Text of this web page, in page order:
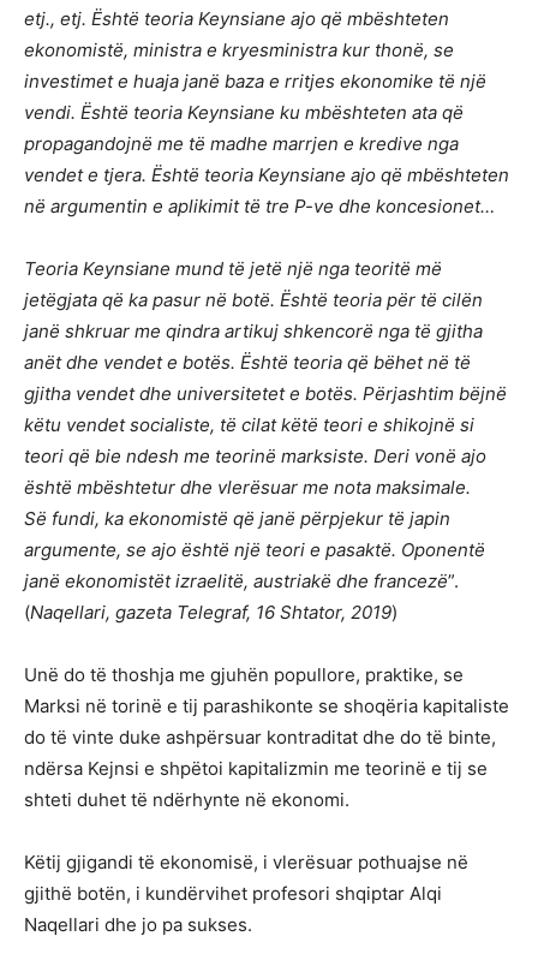
etj., etj. Është teoria Keynsiane ajo që mbështeten
ekonomistë, ministra e kryesministra kur thonë, se
investimet e huaja janë baza e rritjes ekonomike të një
vendi. Është teoria Keynsiane ku mbështeten ata që
propagandojnë me të madhe marrjen e kredive nga
vendet e tjera. Është teoria Keynsiane ajo që mbështeten
në argumentin e aplikimit të tre P-ve dhe koncesionet…
Teoria Keynsiane mund të jetë një nga teoritë më
jetëgjata që ka pasur në botë. Është teoria për të cilën
janë shkruar me qindra artikuj shkencorë nga të gjitha
anët dhe vendet e botës. Është teoria që bëhet në të
gjitha vendet dhe universitetet e botës. Përjashtim bëjnë
këtu vendet socialiste, të cilat këtë teori e shikojnë si
teori që bie ndesh me teorinë marksiste. Deri vonë ajo
është mbështetur dhe vlerësuar me nota maksimale.
Së fundi, ka ekonomistë që janë përpjekur të japin
argumente, se ajo është një teori e pasaktë. Oponentë
janë ekonomistët izraelitë, austriakë dhe francezë”.
(Naqellari, gazeta Telegraf, 16 Shtator, 2019)
Unë do të thoshja me gjuhën popullore, praktike, se
Marksi në torinë e tij parashikonte se shoqëria kapitaliste
do të vinte duke ashpërsuar kontraditat dhe do të binte,
ndërsa Kejnsi e shpëtoi kapitalizmin me teorinë e tij se
shteti duhet të ndërhynte në ekonomi.
Këtij gjigandi të ekonomisë, i vlerësuar pothuajse në
gjithë botën, i kundërvihet profesori shqiptar Alqi
Naqellari dhe jo pa sukses.